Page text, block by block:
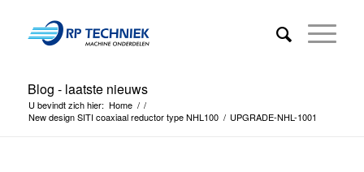
Blog - laatste nieuws
U bevindt zich hier: Home / /
New design SITI coaxiaal reductor type NHL100 / UPGRADE-NHL-1001